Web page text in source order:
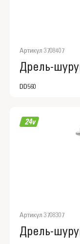
Артикул 3708407
DD560
Артикул 3708307